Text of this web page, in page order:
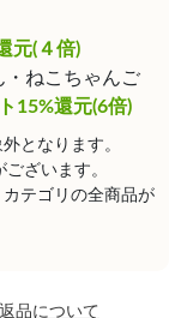
元(４倍)
ねこちゃんご
15%還元(6倍)
となります。
ざいます。
テゴリの全商品が
品について